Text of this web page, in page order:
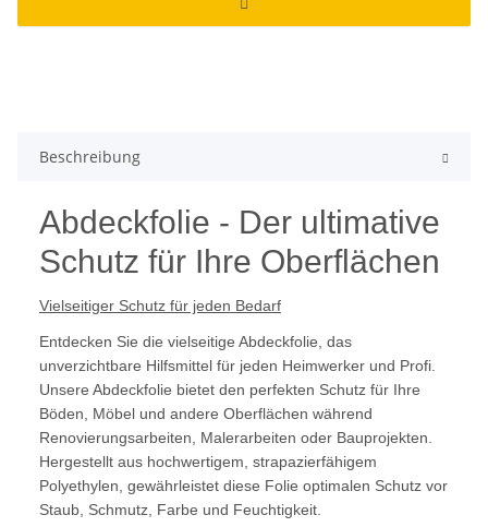
Beschreibung
Abdeckfolie - Der ultimative
Schutz für Ihre Oberflächen
Vielseitiger Schutz für jeden Bedarf
Entdecken Sie die vielseitige Abdeckfolie, das
unverzichtbare Hilfsmittel für jeden Heimwerker und Profi.
Unsere Abdeckfolie bietet den perfekten Schutz für Ihre
Böden, Möbel und andere Oberflächen während
Renovierungsarbeiten, Malerarbeiten oder Bauprojekten.
Hergestellt aus hochwertigem, strapazierfähigem
Polyethylen, gewährleistet diese Folie optimalen Schutz vor
Staub, Schmutz, Farbe und Feuchtigkeit.